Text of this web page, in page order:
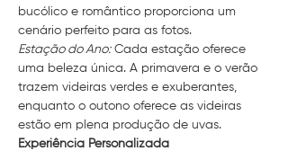
bucólico e romântico proporciona um
cenário perfeito para as fotos.
Estação do Ano: Cada estação oferece
uma beleza única. A primavera e o verão
trazem videiras verdes e exuberantes,
enquanto o outono oferece as videiras
estão em plena produção de uvas.
Experiência Personalizada